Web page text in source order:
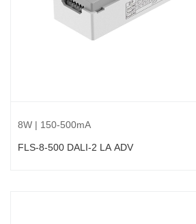
8W | 150-500mA
FLS-8-500 DALI-2 LA ADV